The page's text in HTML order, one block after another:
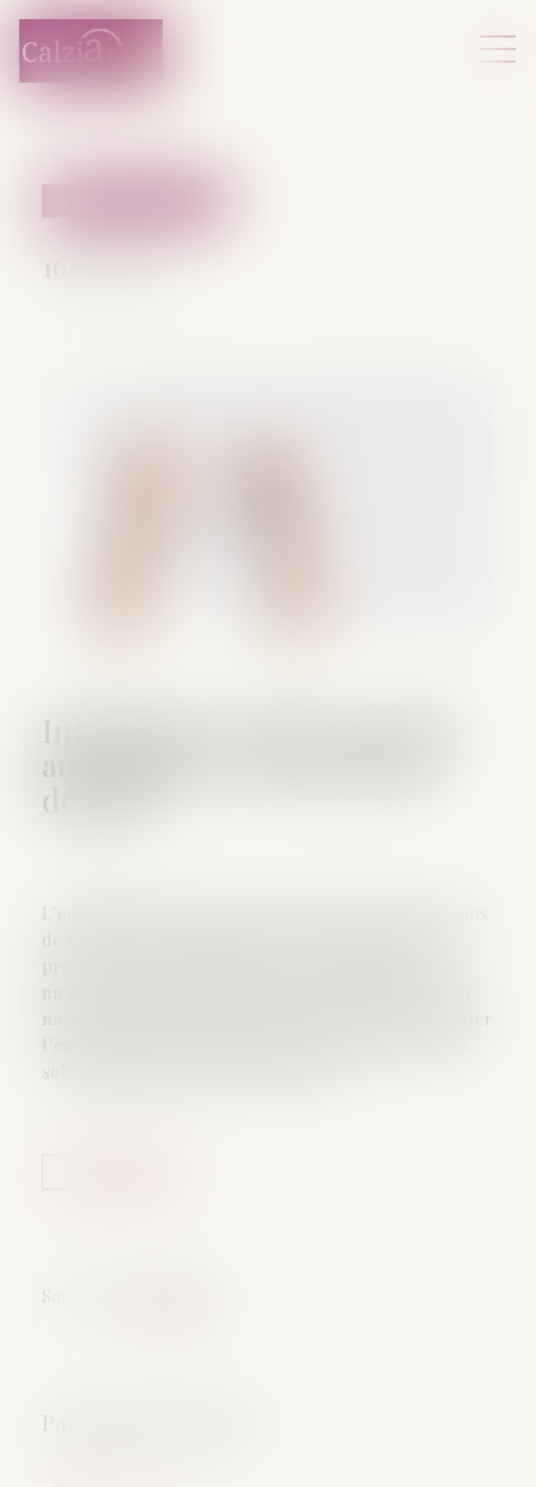
Interdire les réseaux sociaux
aux enfants : une promesse
délicate
Source :
L’interdiction en France des réseaux sociaux aux moins
de 15 ans d’ici « quelques mois », annoncée par le
solution technique évidente jusqu’ici...